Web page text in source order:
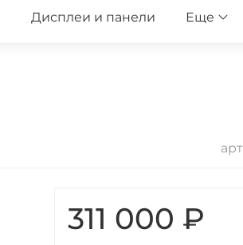
Дисплеи и панели Еще
311 000 ₽